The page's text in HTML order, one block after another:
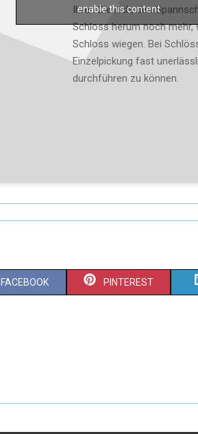
Ihren Dietrich, den
Schloss herum noch mehr,
Schloss wiegen. Bei
Einzelpickung fast
durchführen zu können.
enable this content
FACEBOOK PINTEREST